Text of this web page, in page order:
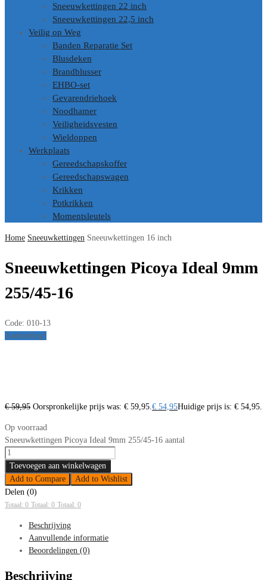
Sneeuwkettingen 22 inch
Sneeuwkettingen 22,5 inch
Veilig op Weg
Banden Reparatie Set
Blusdeken
Brandblusser
EHBO-set
Gevarendriehoek
Noodhamer
Veiligheidsvesten
Wieldoppen
Werkplaats
Gereedschapskoffer
Gereedschapswagen
Krikken
Potkrikken
Momentsleutels
Home Sneeuwkettingen Sneeuwkettingen 16 inch
Sneeuwkettingen Picoya Ideal 9mm
255/45-16
Code: 010-13
Aanbieding!
€59,95 Oorspronkelijke prijs was: € 59,95. € 54,95Huidige prijs is: € 54,95.
Op voorraad
Sneeuwkettingen Picoya Ideal 9mm 255/45-16 aantal
Toevoegen aan winkelwagen
Add to Compare
Add to Wishlist
Delen (0)
Totaal: 0 Totaal: 0 Totaal: 0
Beschrijving
Aanvullende informatie
Beoordelingen (0)
Beschrijving